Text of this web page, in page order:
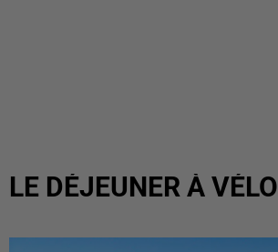
LE DÉJEUNER À VÉLO